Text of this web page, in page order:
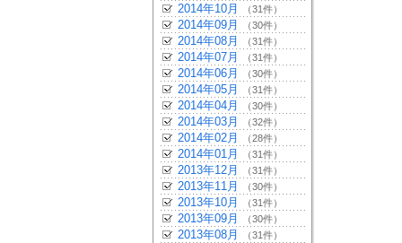
2014年10月 （31件）
2014年09月 （30件）
2014年08月 （31件）
2014年07月 （31件）
2014年06月 （30件）
2014年05月 （31件）
2014年04月 （30件）
2014年03月 （32件）
2014年02月 （28件）
2014年01月 （31件）
2013年12月 （31件）
2013年11月 （30件）
2013年10月 （31件）
2013年09月 （30件）
2013年08月 （31件）